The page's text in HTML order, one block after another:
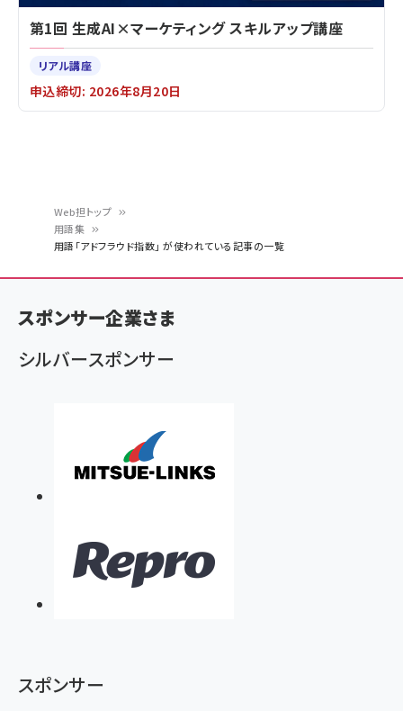
ン
く
ず
Web担トップ
用語集
用語「アドフラウド指数」 が使われている記事の一覧
第1回 生成AI×マーケティング スキルアップ講座
リアル講座
申込締切: 2026年8月20日
スポンサー企業さま
シルバースポンサー
スポンサー